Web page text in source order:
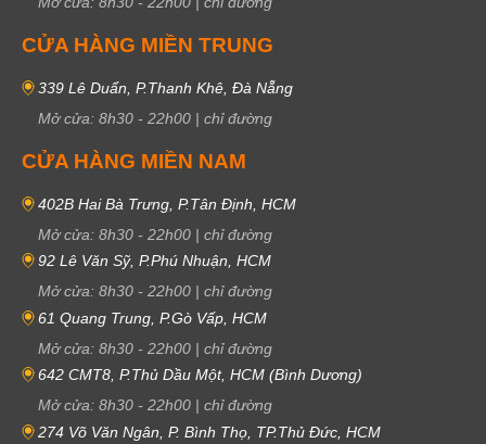
CỬA HÀNG MIỀN TRUNG
339 Lê Duẩn, P.Thanh Khê, Đà Nẵng
Mở cửa: 8h30 - 22h00 | chỉ đường
CỬA HÀNG MIỀN NAM
402B Hai Bà Trưng, P.Tân Định, HCM
Mở cửa: 8h30 - 22h00 | chỉ đường
92 Lê Văn Sỹ, P.Phú Nhuận, HCM
Mở cửa: 8h30 - 22h00 | chỉ đường
61 Quang Trung, P.Gò Vấp, HCM
Mở cửa: 8h30 - 22h00 | chỉ đường
642 CMT8, P.Thủ Dầu Một, HCM (Bình Dương)
Mở cửa: 8h30 - 22h00 | chỉ đường
274 Võ Văn Ngân, P. Bình Thọ, TP.Thủ Đức, HCM